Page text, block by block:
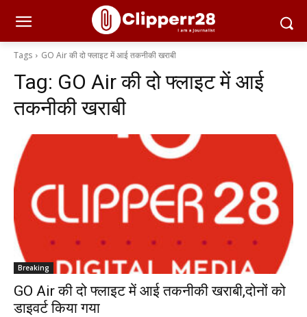
Tags GO Air की दो फ्लाइट में आई तकनीकी खराबी
Tag: GO Air की दो फ्लाइट में आई
तकनीकी खराबी
Breaking
GO Air की दो फ्लाइट में आई तकनीकी खराबी,दोनों को
डाइवर्ट किया गया